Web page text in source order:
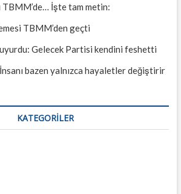
İşte tam metin:
TBMM’den geçti
Gelecek Partisi kendini feshetti
bazen yalnızca hayaletler değiştirir
KATEGORILER